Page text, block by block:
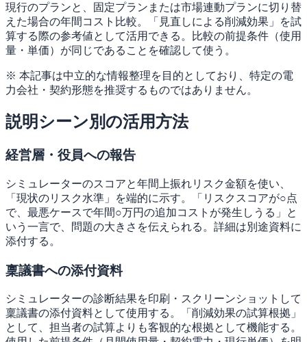
現行のプランと、固定プランまたは市場連動プランに切り替
えた場合の年間コスト比較。「見直しによる削減効果」を試
算する際の参考値として活用できる。比較の前提条件（使用
量・単価）が同じであることを確認して使う。
※ 本記事は中立的な情報整理を目的としており、特定の電
力会社・契約形態を推奨するものではありません。
説明シーン別の活用方法
経営層・役員への報告
シミュレーターのスコアと年間上振れリスク金額を使い、
「現状のリスク水準」を端的に示す。「リスクスコアが○点
で、最悪ケースで年間○万円の追加コストが発生しうる」と
いう一言で、問題の大きさを伝えられる。詳細は別途資料に
添付する。
稟議書への添付資料
シミュレーターの診断結果を印刷・スクリーンショットして
稟議書の添付資料として使用する。「削減効果の試算根拠」
として、担当者の試算よりも客観的な根拠として機能する。